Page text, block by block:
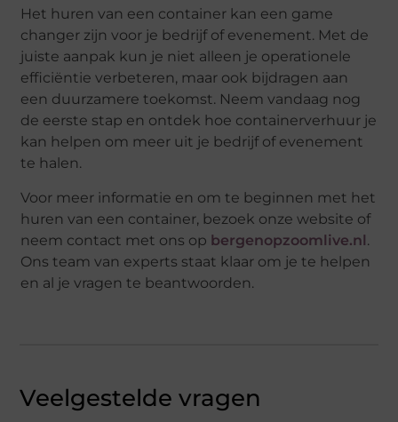
Het huren van een container kan een game
changer zijn voor je bedrijf of evenement. Met de
juiste aanpak kun je niet alleen je operationele
efficiëntie verbeteren, maar ook bijdragen aan
een duurzamere toekomst. Neem vandaag nog
de eerste stap en ontdek hoe containerverhuur je
kan helpen om meer uit je bedrijf of evenement
te halen.
Voor meer informatie en om te beginnen met het
huren van een container, bezoek onze website of
neem contact met ons op bergenopzoomlive.nl.
Ons team van experts staat klaar om je te helpen
en al je vragen te beantwoorden.
Veelgestelde vragen